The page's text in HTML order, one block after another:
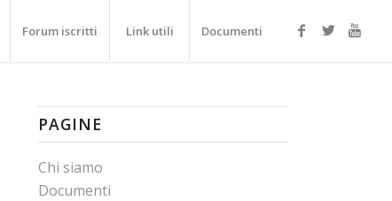
Forum iscritti Link utili Documenti
PAGINE
Chi siamo
Documenti